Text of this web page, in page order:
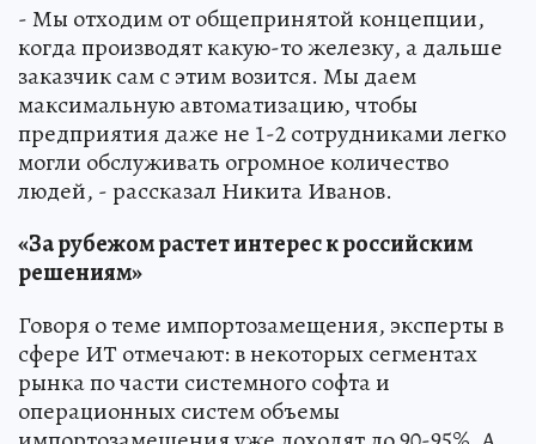
- Мы отходим от общепринятой концепции,
когда производят какую-то железку, а дальше
заказчик сам с этим возится. Мы даем
максимальную автоматизацию, чтобы
предприятия даже не 1-2 сотрудниками легко
могли обслуживать огромное количество
людей, - рассказал Никита Иванов.
«За рубежом растет интерес к российским
решениям»
Говоря о теме импортозамещения, эксперты в
сфере ИТ отмечают: в некоторых сегментах
рынка по части системного софта и
операционных систем объемы